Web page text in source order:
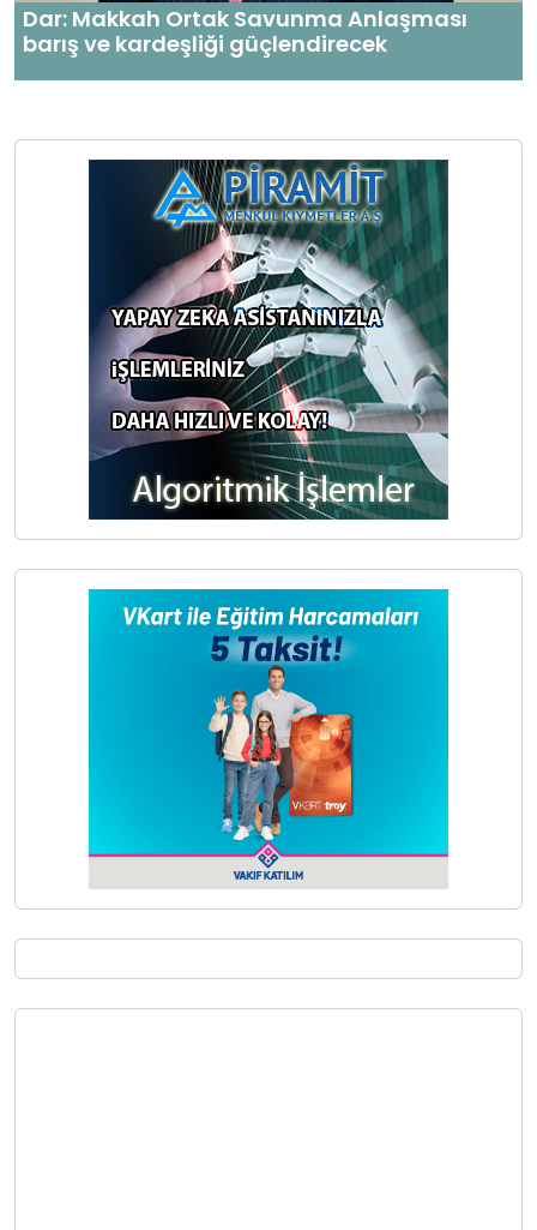
Dar: Makkah Ortak Savunma Anlaşması
barış ve kardeşliği güçlendirecek